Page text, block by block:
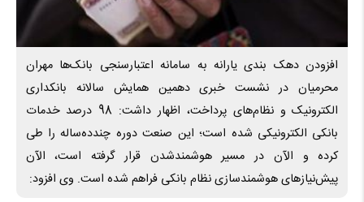
افزودن دهک بندی یارانه به سامانه اعتبارسنجی بانک‌ها مهران
محرمیان در نشست خبری دهمین همایش سالانه بانکداری
الکترونیک و نظام‌های پرداخت، اظهار داشت: 98 درصد خدمات
بانکی الکترونیکی شده است؛ این صنعت دوره چندده‌ساله را طی
کرده و الآن در مسیر هوشمندشدن قرار گرفته است، الآن
پیش‌نیازهای هوشمندسازی نظام بانکی فراهم شده است. وی افزود: